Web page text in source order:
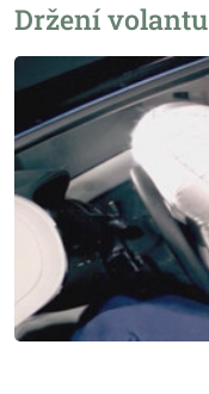
Držení volantu